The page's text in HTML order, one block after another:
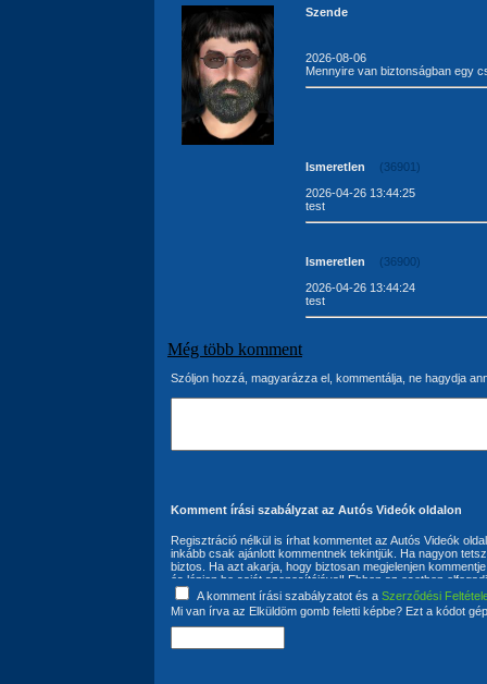
Szende
2026-08-06
Mennyire van biztonságban egy
Ismeretlen
(36901)
2026-04-26 13:44:25
test
Ismeretlen
(36900)
2026-04-26 13:44:24
test
Még több komment
Szóljon hozzá, magyarázza el, kommentálja, ne hagydja
Komment írási szabályzat az Autós Videók oldalon
Regisztráció nélkül is írhat kommentet az Autós Videók
inkább csak ajánlott kommentnek tekintjük. Ha nagyon
biztos. Ha azt akarja, hogy biztosan megjelenjen
és lépjen be saját azonosítójával! Ebben az esetben
következő: A komment írója kijelenti, hogy kommentjébe
felhasználó szavatol azért, hogy az általa írt kommentek
jogok jogvédelem alá eső jogait nem sértik, továbbá
felhasználási jogokkal rendelkezik. A szerzői és
A komment írási szabályzatot és a Szerződési
Mi van írva az Elküldöm gomb feletti képbe? Ezt a kódot